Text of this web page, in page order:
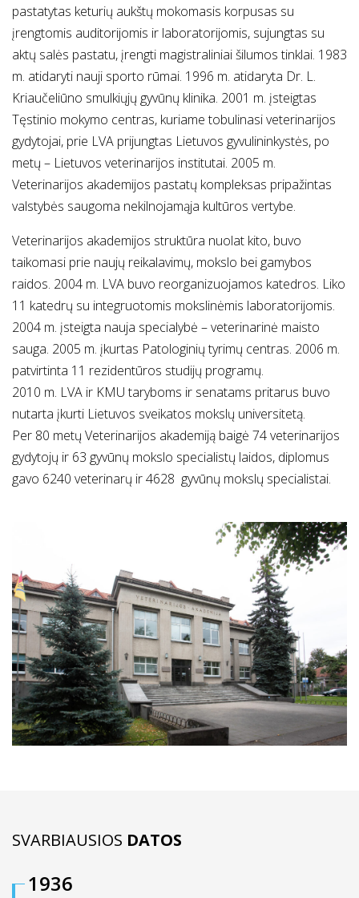
pastatytas keturių aukštų mokomasis korpusas su
įrengtomis auditorijomis ir laboratorijomis, sujungtas su
aktų salės pastatu, įrengti magistraliniai šilumos tinklai. 1983
m. atidaryti nauji sporto rūmai. 1996 m. atidaryta Dr. L.
Kriaučeliūno smulkiųjų gyvūnų klinika. 2001 m. įsteigtas
Tęstinio mokymo centras, kuriame tobulinasi veterinarijos
gydytojai, prie LVA prijungtas Lietuvos gyvulininkystės, po
metų – Lietuvos veterinarijos institutai. 2005 m.
Veterinarijos akademijos pastatų kompleksas pripažintas
valstybės saugoma nekilnojamąja kultūros vertybe.
Veterinarijos akademijos struktūra nuolat kito, buvo
taikomasi prie naujų reikalavimų, mokslo bei gamybos
raidos. 2004 m. LVA buvo reorganizuojamos katedros. Liko
11 katedrų su integruotomis mokslinėmis laboratorijomis.
2004 m. įsteigta nauja specialybė – veterinarinė maisto
sauga. 2005 m. įkurtas Patologinių tyrimų centras. 2006 m.
patvirtinta 11 rezidentūros studijų programų.
2010 m. LVA ir KMU taryboms ir senatams pritarus buvo
nutarta įkurti Lietuvos sveikatos mokslų universitetą.
Per 80 metų Veterinarijos akademiją baigė 74 veterinarijos
gydytojų ir 63 gyvūnų mokslo specialistų laidos, diplomus
gavo 6240 veterinarų ir 4628 gyvūnų mokslų specialistai.
SVARBIAUSIOS DATOS
1936